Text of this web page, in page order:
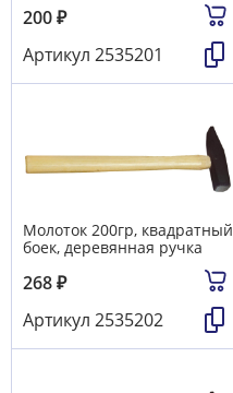
200₽
Артикул 2535201
Молоток 200гр, квадратный
боек, деревянная ручка
268₽
Артикул 2535202